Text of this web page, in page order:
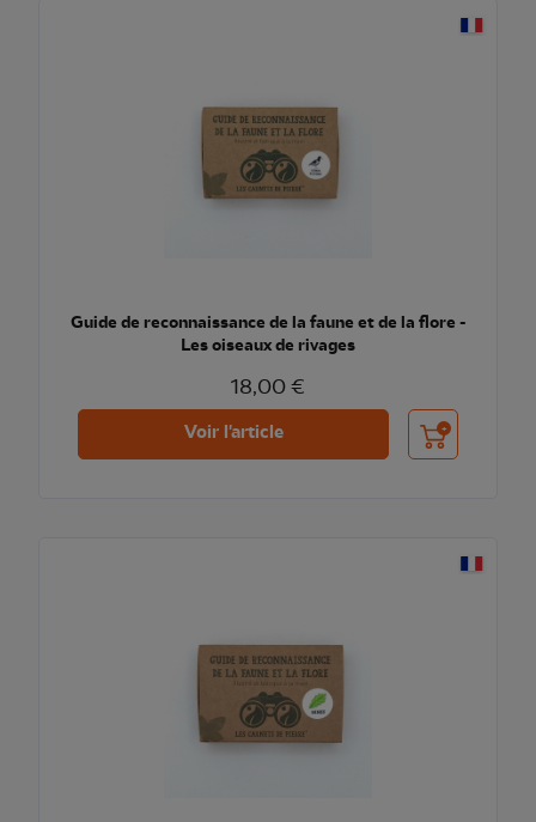
Guide de reconnaissance de la faune et de la flore -
Les oiseaux de rivages
18,00 €
Voir l'article Ajouter au